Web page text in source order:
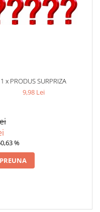
1 x PRODUS SURPRIZA
9,98 Lei
%